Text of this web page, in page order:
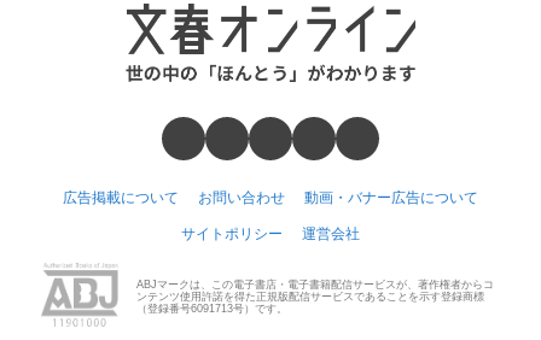
広告掲載について お問い合わせ 動画・バナー広告について
サイトポリシー 運営会社
ABJマークは、この電子書店・電子書籍配信サービスが、著作権者からコ
ンテンツ使用許諾を得た正規版配信サービスであることを示す登録商標
（登録番号6091713号）です。